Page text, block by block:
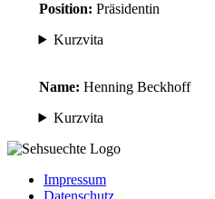
Position: Präsidentin
Kurzvita
Name: Henning Beckhoff
Kurzvita
Impressum
Datenschutz